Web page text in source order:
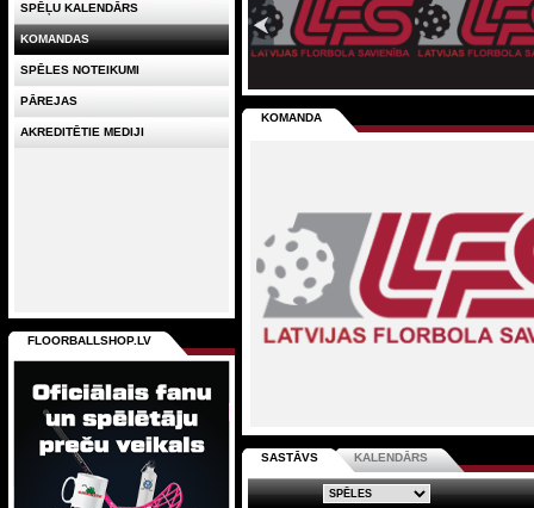
KOMANDA
SASTĀVS KALENDĀRS
SPĒĻU KALENDĀRS
KOMANDAS
SPĒLES NOTEIKUMI
PĀREJAS
AKREDITĒTIE MEDIJI
FLOORBALLSHOP.LV